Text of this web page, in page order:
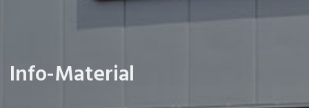
Info-Material